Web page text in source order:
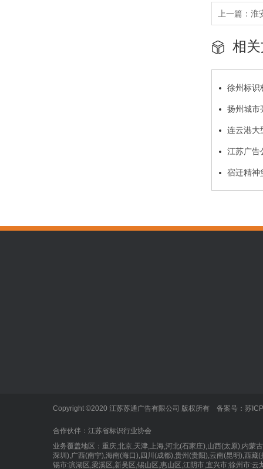
上一篇： 淮
相
徐州标识
扬州城市
连云港大
江苏广告
宿迁精神
LED显示屏
Copyright ©2020 江苏苏通广告有限公司 版权所有 备案号： 苏
合作伙伴： 江苏省标识行业协会
业务覆盖地区：重庆,北京,天津,上海,河北(石家庄),山西(太原),内蒙
深圳),广西(南宁),海南(海口),四川(成都),贵州(贵阳),云南(昆明),西
锡市:滨湖区,梁溪区,新吴区,锡山区,惠山区,江阴市,宜兴市;徐州市: